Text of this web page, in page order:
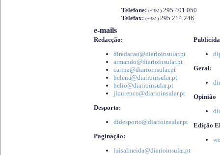
Telefone: (+351) 295 401 050
Telefax: (+351) 295 214 246
e-mails
Redacção:
diredacao@diarioinsular.pt
armando@diarioinsular.pt
carina@diarioinsular.pt
helena@diarioinsular.pt
helio@diarioinsular.pt
jlourenco@diarioinsular.pt
Desporto:
didesporto@diarioinsular.pt
Paginação:
luisalmeida@diarioinsular.pt
Geral:
Opinião
Edição